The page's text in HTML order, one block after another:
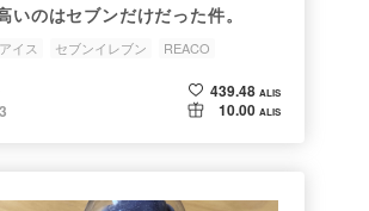
いのはセブンだけだった件。
イス セブンイレブン REACO
439.48 ALIS
10.00 ALIS